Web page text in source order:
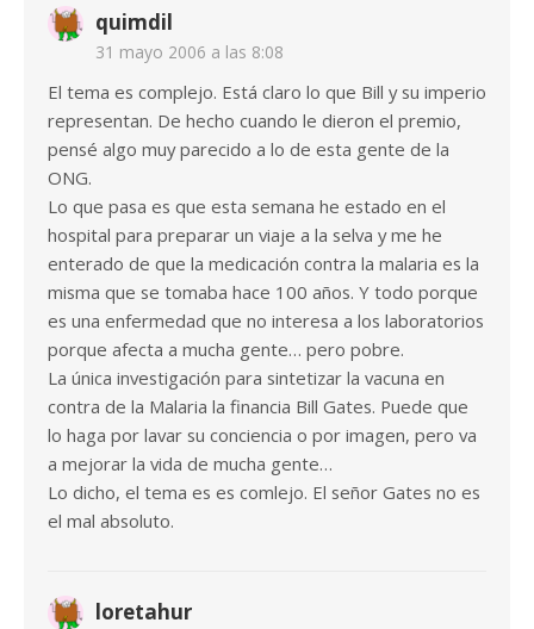
quimdil
31 mayo 2006 a las 8:08
El tema es complejo. Está claro lo que Bill y su imperio
representan. De hecho cuando le dieron el premio,
pensé algo muy parecido a lo de esta gente de la
ONG.
Lo que pasa es que esta semana he estado en el
hospital para preparar un viaje a la selva y me he
enterado de que la medicación contra la malaria es la
misma que se tomaba hace 100 años. Y todo porque
es una enfermedad que no interesa a los laboratorios
porque afecta a mucha gente… pero pobre.
La única investigación para sintetizar la vacuna en
contra de la Malaria la financia Bill Gates. Puede que
lo haga por lavar su conciencia o por imagen, pero va
a mejorar la vida de mucha gente…
Lo dicho, el tema es es comlejo. El señor Gates no es
el mal absoluto.
loretahur